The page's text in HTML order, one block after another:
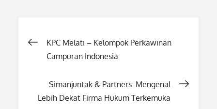
Post
KPC Melati – Kelompok Perkawinan
Campuran Indonesia
Simanjuntak & Partners: Mengenal
Lebih Dekat Firma Hukum Terkemuka